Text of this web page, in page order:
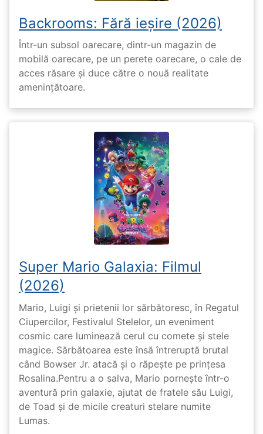
Backrooms: Fără ieșire (2026)
Într-un subsol oarecare, dintr-un magazin de
mobilă oarecare, pe un perete oarecare, o cale de
acces răsare și duce către o nouă realitate
amenințătoare.
Super Mario Galaxia: Filmul
(2026)
Mario, Luigi și prietenii lor sărbătoresc, în Regatul
Ciupercilor, Festivalul Stelelor, un eveniment
cosmic care luminează cerul cu comete și stele
magice. Sărbătoarea este însă întreruptă brutal
când Bowser Jr. atacă și o răpește pe prinţesa
Rosalina.Pentru a o salva, Mario pornește într-o
aventură prin galaxie, ajutat de fratele său Luigi,
de Toad și de micile creaturi stelare numite
Lumas.